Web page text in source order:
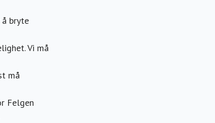
bryte
Vi må
må
Felgen